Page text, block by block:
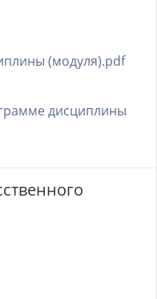
(модуля).pdf
дисциплины